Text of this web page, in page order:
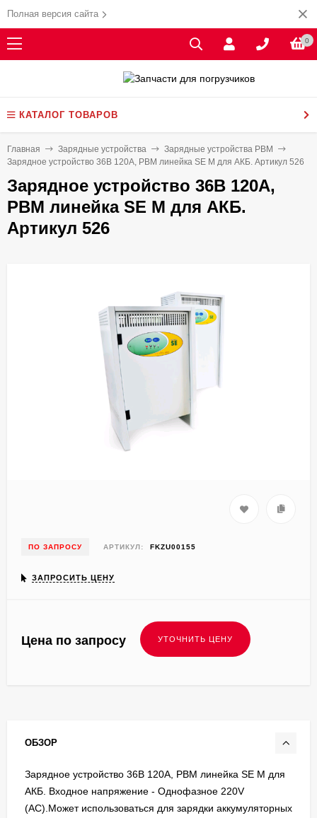
Полная версия сайта
0
КАТАЛОГ ТОВАРОВ
Главная Зарядные устройства
Зарядные устройства PBM
Зарядное устройство 36В 120А, PBM линейка SE M для АКБ. Артикул 526
Зарядное устройство 36В 120А,
PBM линейка SE M для АКБ.
Артикул 526
ПО ЗАПРОСУ АРТИКУЛ: FKZU00155
ЗАПРОСИТЬ ЦЕНУ
Цена по запросу
ОБЗОР
Зарядное устройство 36В 120А, PBM линейка SE M для
АКБ. Входное напряжение - Однофазное 220V
(AC).Может использоваться для зарядки аккумуляторных